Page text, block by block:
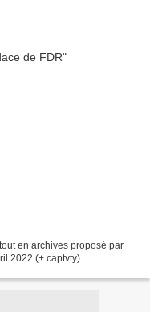
en archives proposé par
2022 (+ captvty) .